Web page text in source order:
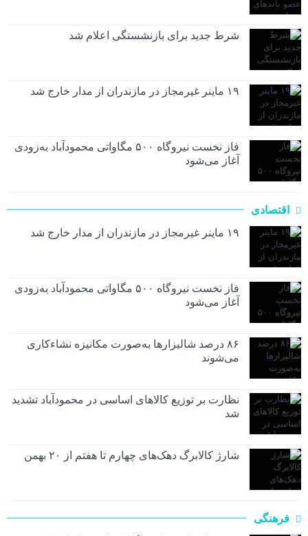
شرط جدید برای بازنشستگی اعلام شد
۱۹ ماینر غیرمجاز در مازندران از مدار خارج شد
فاز نخست نیروگاه ۵۰۰ مگاواتی محمودآباد به‌زودی
آغاز می‌شود
اقتصادی
۱۹ ماینر غیرمجاز در مازندران از مدار خارج شد
فاز نخست نیروگاه ۵۰۰ مگاواتی محمودآباد به‌زودی
آغاز می‌شود
۸۶ درصد شالیزارها به‌صورت مکانیزه نشاءکاری
می‌شوند
نظارت بر توزیع کالا‌های اساسی در محمودآباد تشدید
شد
شارژ کالابرگ دهک‌های چهارم تا هفتم از ۲۰ بهمن
فرهنگی